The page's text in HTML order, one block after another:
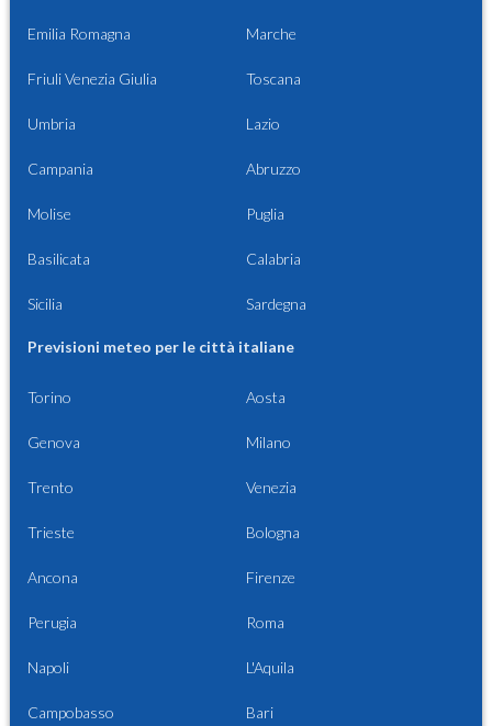
Emilia Romagna Marche
Friuli Venezia Giulia Toscana
Umbria Lazio
Campania Abruzzo
Molise Puglia
Basilicata Calabria
Sicilia Sardegna
Previsioni meteo per le città italiane
Torino Aosta
Genova Milano
Trento Venezia
Trieste Bologna
Ancona Firenze
Perugia Roma
Napoli L'Aquila
Campobasso Bari